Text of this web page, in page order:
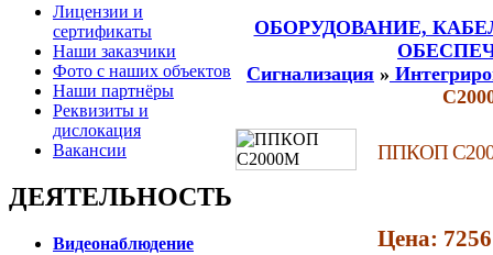
Лицензии и
сертификаты
Наши заказчики
Фото с наших объектов
Наши партнёры
Реквизиты и
дислокация
Вакансии
ДЕЯТЕЛЬНОСТЬ
Видеонаблюдение
ОБОРУДОВАНИЕ,
Сигнализация »
ППКОП
Цена: 7256